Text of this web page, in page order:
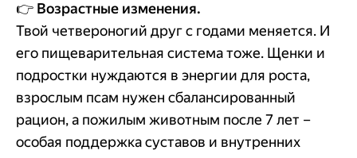
👉 Возрастные изменения.
Твой четвероногий друг с годами меняется. И
его пищеварительная система тоже. Щенки и
подростки нуждаются в энергии для роста,
взрослым псам нужен сбалансированный
рацион, а пожилым животным после 7 лет –
особая поддержка суставов и внутренних